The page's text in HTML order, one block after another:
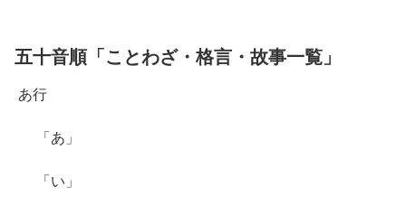
五十音順「ことわざ・格言・故事一覧」
あ行
「あ」
「い」